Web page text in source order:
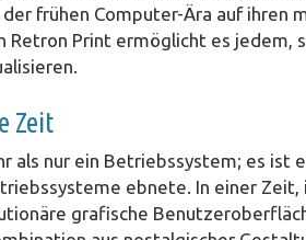
frühen Computer-Ära auf ihren
Retron Print ermöglicht es jedem,
Zeit
als nur ein Betriebssystem; es ist
ebnete. In einer
grafische